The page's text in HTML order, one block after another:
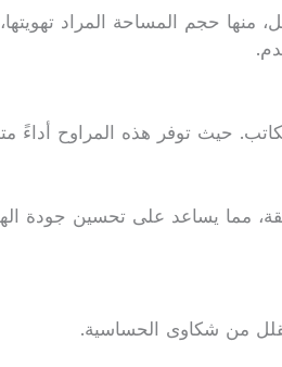
حجم المساحة المراد
حيث توفر هذه المراوح أداءً
مما يساعد على تحسين جودة
من شكاوى الحساسية.